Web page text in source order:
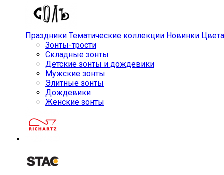
Праздники Тематические коллекции Новинки Цвета
Зонты-трости
Складные зонты
Детские зонты и дождевики
Мужские зонты
Элитные зонты
Дождевики
Женские зонты